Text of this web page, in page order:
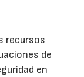
recursos
de
en